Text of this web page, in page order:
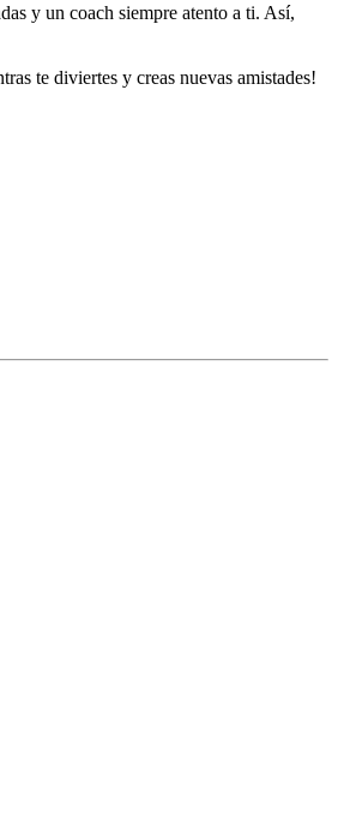
y un coach siempre atento a ti. Así,
te diviertes y creas nuevas amistades!